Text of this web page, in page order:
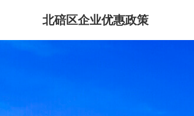
北碚区企业优惠政策